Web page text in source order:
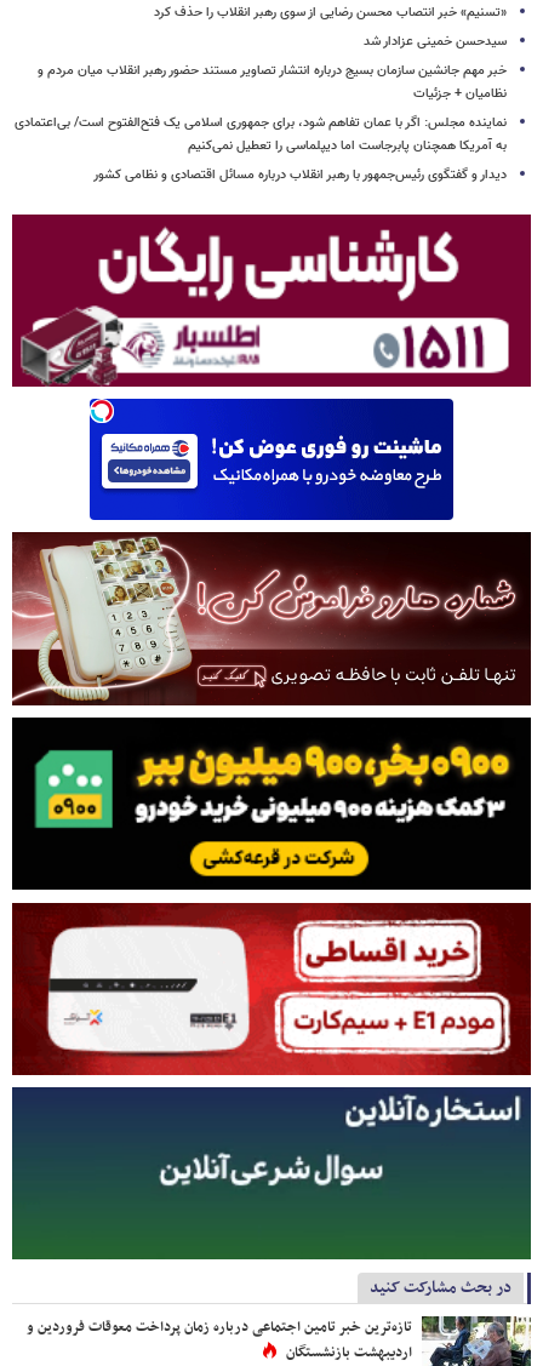
«تسنیم» خبر انتصاب محسن رضایی از سوی رهبر انقلاب را حذف کرد
سیدحسن خمینی عزادار شد
خبر مهم جانشین سازمان بسیج درباره انتشار تصاویر مستند حضور رهبر انقلاب میان مردم و
نظامیان + جزئیات
نماینده مجلس: اگر با عمان تفاهم شود، برای جمهوری اسلامی یک فتح‌الفتوح است/ بی‌اعتمادی
به آمریکا همچنان پابرجاست اما دیپلماسی را تعطیل نمی‌کنیم
دیدار و گفتگوی رئیس‌جمهور با رهبر انقلاب درباره مسائل اقتصادی و نظامی کشور
در بحث مشارکت کنید
تازه‌ترین خبر تامین اجتماعی درباره زمان پرداخت معوقات فروردین و
اردیبهشت بازنشستگان